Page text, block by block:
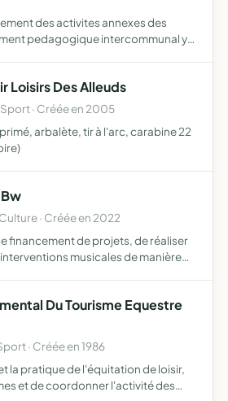
des activites annexes des
pedagogique intercommunal y
Loisirs Des Alleuds
· Créée en 2005
arbalète, tir à l'arc, carabine 22
· Créée en 2022
financement de projets, de réaliser
musicales de manière
Du Tourisme Equestre
· Créée en 1986
la pratique de l'équitation de loisir,
et de coordonner l'activité des